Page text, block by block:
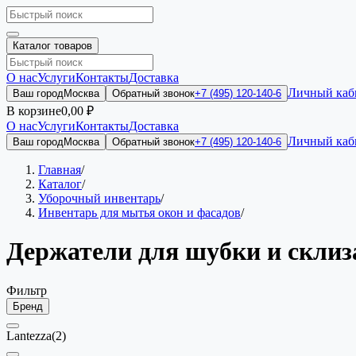
Каталог товаров
О насУслугиКонтактыДоставка
Ваш городМосква Обратный звонок+7 (495) 120-140-6 Личный
В корзине0,00 ₽
О насУслугиКонтактыДоставка
Ваш городМосква Обратный звонок+7 (495) 120-140-6 Личный
Главная/
Каталог/
Уборочный инвентарь/
Инвентарь для мытья окон и фасадов/
Держатели для шубки и
Фильтр
Бренд
Lantezza(2)